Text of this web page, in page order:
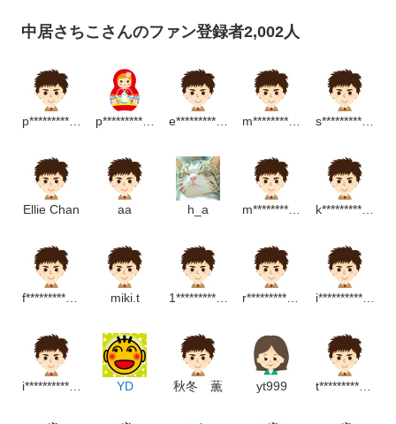
中居さちこさんのファン登録者2,002人
p**************************m p*****************p e****************m m******************m s***********************m
Ellie Chan aa h_a m******************p k********************m
f*************************m miki.t 1*******************p r******************m i*********************m
i*****************************p YD 秋冬 薫 yt999 t*********************p